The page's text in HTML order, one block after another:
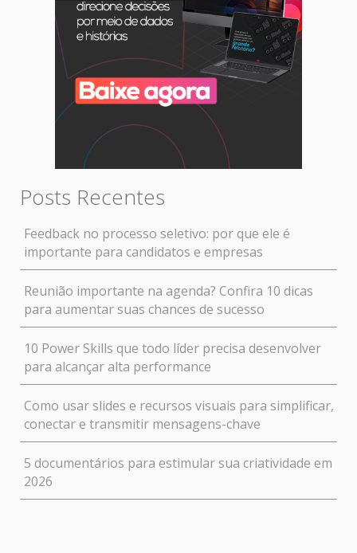
Posts Recentes
Feedback no processo seletivo: por que ele é
importante para candidatos e empresas
Reunião importante na agenda? Confira 10 dicas
para aumentar suas chances de sucesso
10 Power Skills que todo líder precisa desenvolver
para alcançar alta performance
Como usar slides e recursos visuais para simplificar,
conectar e transmitir mensagens-chave
5 documentários para estimular sua criatividade em
2026